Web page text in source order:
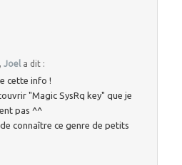
,Joel a dit :
cette info !
"Magic SysRq key" que je
pas ^^
connaître ce genre de petits